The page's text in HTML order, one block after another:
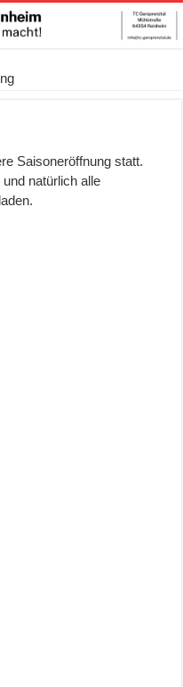
Saisoneröffnung statt.
natürlich alle